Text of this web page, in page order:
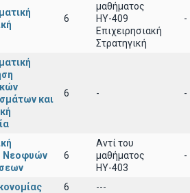
6
μαθήματος
ΗΥ-409
Επιχειρησιακή
Στρατηγική
-
και
6 - -
Νεοφυών
6
Αντί του
μαθήματος
ΗΥ-403
-
6 ---